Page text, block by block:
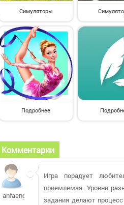
Симуляторы
Подробнее
Комментарии
anfaenger
Игра порадует
приемлемая. Уровни
задания делают